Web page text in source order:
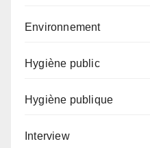
Environnement
Hygiène public
Hygiène publique
Interview